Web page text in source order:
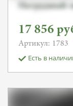
Нагрудный
17 856
Артикул: 1783
Есть в